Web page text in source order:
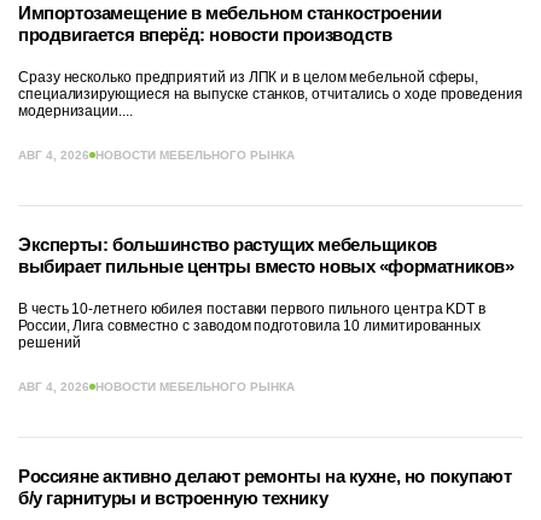
Импортозамещение в мебельном станкостроении
продвигается вперёд: новости производств
Сразу несколько предприятий из ЛПК и в целом мебельной сферы,
специализирующиеся на выпуске станков, отчитались о ходе проведения
модернизации....
АВГ 4, 2026 НОВОСТИ МЕБЕЛЬНОГО РЫНКА
Эксперты: большинство растущих мебельщиков
выбирает пильные центры вместо новых «форматников»
В честь 10-летнего юбилея поставки первого пильного центра KDT в
России, Лига совместно с заводом подготовила 10 лимитированных
решений
АВГ 4, 2026 НОВОСТИ МЕБЕЛЬНОГО РЫНКА
Россияне активно делают ремонты на кухне, но покупают
б/у гарнитуры и встроенную технику